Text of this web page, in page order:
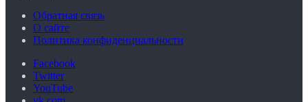
Обратная связь
О сайте
Политика конфиденциальности
Facebook
Twitter
YouTube